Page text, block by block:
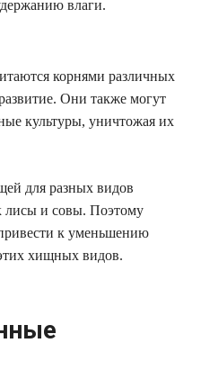
влаги.
корнями различных
Они также могут
культуры, уничтожая их
для разных видов
и совы. Поэтому
к уменьшению
хищных видов.